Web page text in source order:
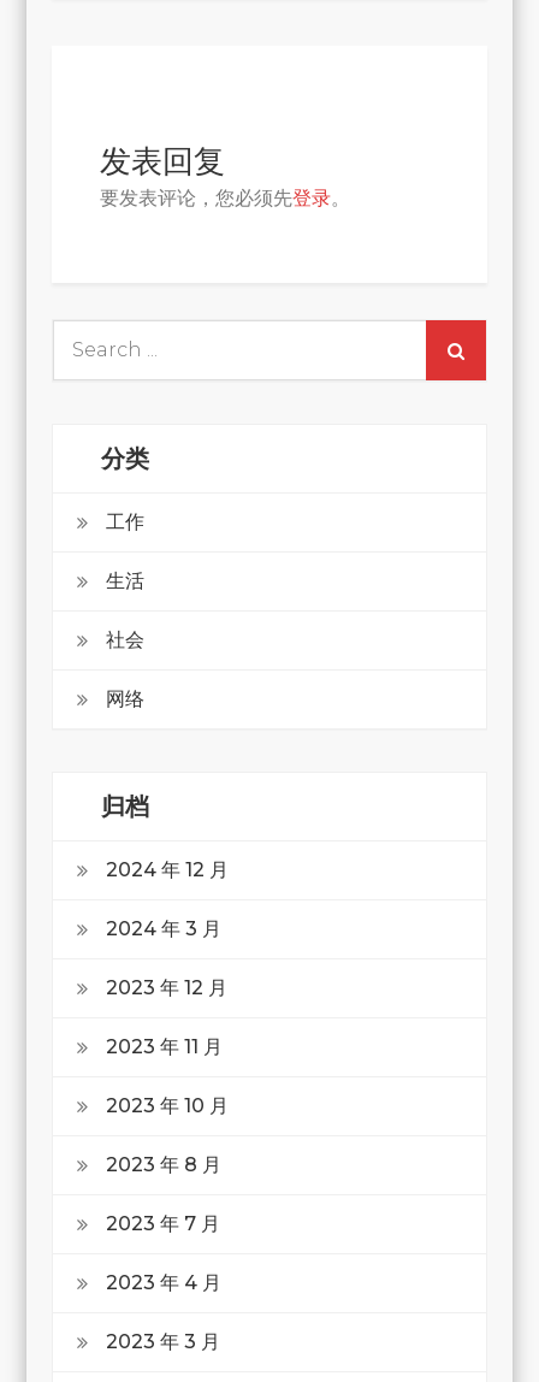
发表回复
要发表评论，您必须先登录。
分类
工作
生活
社会
网络
归档
2024 年 12 月
2024 年 3 月
2023 年 12 月
2023 年 11 月
2023 年 10 月
2023 年 8 月
2023 年 7 月
2023 年 4 月
2023 年 3 月